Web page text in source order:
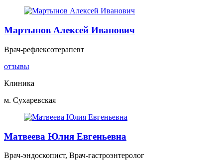
Мартынов Алексей Иванович
Врач-рефлексотерапевт
отзывы
Клиника
м. Сухаревская
Матвеева Юлия Евгеньевна
Врач-эндоскопист, Врач-гастроэнтеролог